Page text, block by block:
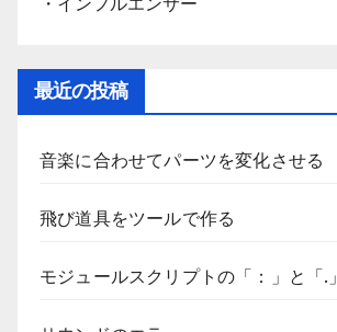
最近の投稿
音楽に合わせてパーツを変化させる
飛び道具をツールで作る
モジュールスクリプトの「：」と「.」